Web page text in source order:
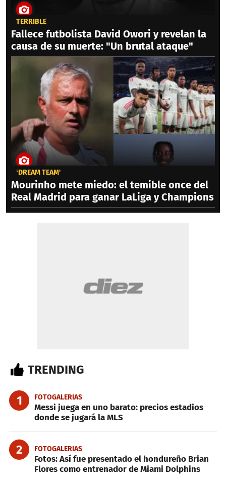
TERRIBLE
Fallece futbolista David Owori y revelan la
causa de su muerte: "Un brutal ataque"
‘DREAM TEAM'
Mourinho mete miedo: el temible once del
Real Madrid para ganar LaLiga y Champions
TRENDING
1 FOTOGALERIAS
Messi juega en uno barato: precios estadios
donde se jugará la MLS
2 FOTOGALERIAS
Fotos: Así fue presentado el hondureño Brian
Flores como entrenador de Miami Dolphins